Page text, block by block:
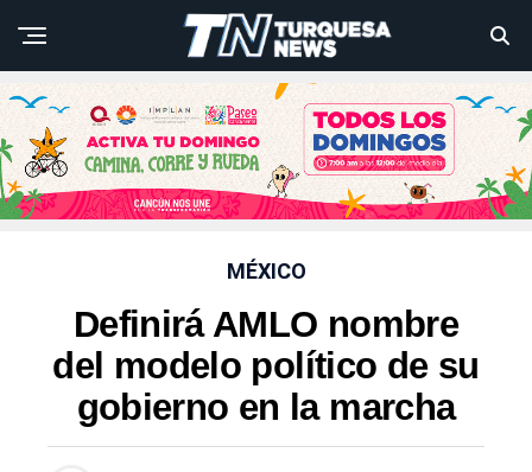
MÉXICO
Definirá AMLO nombre
del modelo político de su
gobierno en la marcha